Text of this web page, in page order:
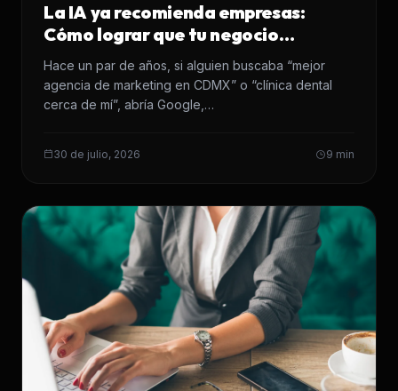
La IA ya recomienda empresas:
Cómo lograr que tu negocio
aparezca en sus respuestas
Hace un par de años, si alguien buscaba “mejor
agencia de marketing en CDMX” o “clínica dental
cerca de mí”, abría Google,…
30 de julio, 2026 9 min